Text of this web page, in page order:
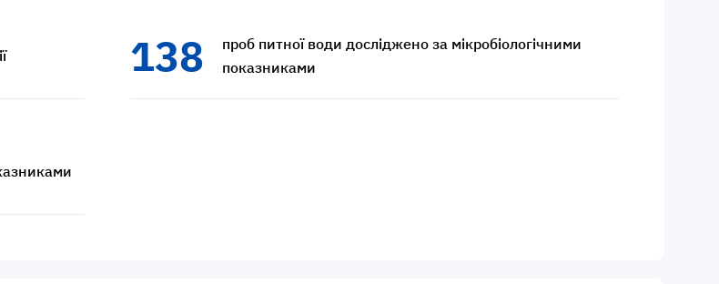
138
проб питної води досліджено за мікробіологічними
показниками